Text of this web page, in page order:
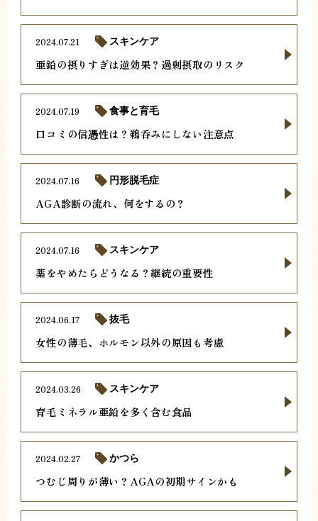
亜鉛の摂りすぎは逆効果？過剰摂取のリスク
2024.07.21 スキンケア
口コミの信憑性は？鵜呑みにしない注意点
2024.07.19 食事と育毛
AGA診断の流れ、何をするの？
2024.07.16 円形脱毛症
薬をやめたらどうなる？継続の重要性
2024.07.16 スキンケア
女性の薄毛、ホルモン以外の原因も考慮
2024.06.17 抜毛
育毛ミネラル亜鉛を多く含む食品
2024.03.26 スキンケア
つむじ周りが薄い？AGAの初期サインかも
2024.02.27 かつら